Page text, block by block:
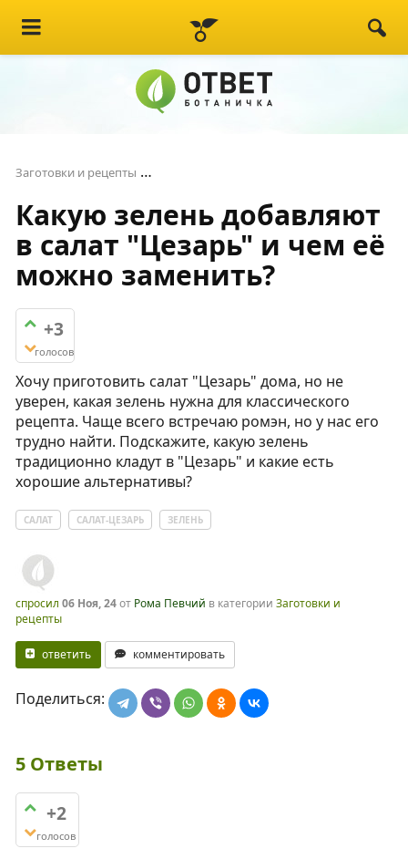
Заготовки и рецепты
Какую зелень добавляют
в салат "Цезарь" и чем её
можно заменить?
+3
голосов
Хочу приготовить салат "Цезарь" дома, но не
уверен, какая зелень нужна для классического
рецепта. Чаще всего встречаю ромэн, но у нас его
трудно найти. Подскажите, какую зелень
традиционно кладут в "Цезарь" и какие есть
хорошие альтернативы?
САЛАТ САЛАТ-ЦЕЗАРЬ ЗЕЛЕНЬ
спросил 06 Ноя, 24от Рома Певчий в категории Заготовки и
рецепты
ответить комментировать
Поделиться:
5 Ответы
+2
голосов